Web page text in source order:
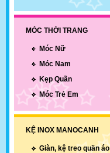
MÓC THỜI TRANG
Móc Nữ
Móc Nam
Kẹp Quần
Móc Trẻ Em
KỆ INOX MANOCANH
Giàn, kệ treo quần áo